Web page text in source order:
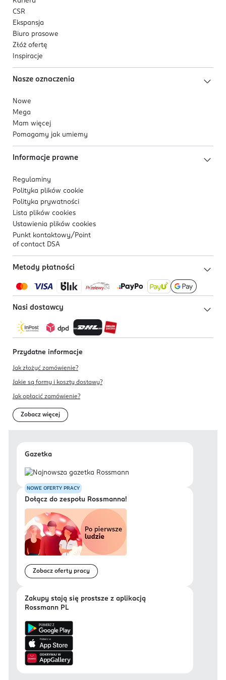
CSR
Ekspansja
Biuro prasowe
Złóż ofertę
Inspiracje
Nasze oznaczenia
Nowe
Mega
Mam więcej
Pomagamy jak umiemy
Informacje prawne
Regulaminy
Polityka plików cookie
Polityka prywatności
Lista plików cookies
Ustawienia plików cookies
Punkt kontaktowy/ Point
of contact DSA
Metody płatności
Nasi dostawcy
Przydatne informacje
Jak złożyć zamówienie?
Jakie są formy i koszty dostawy?
Jak opłacić zamówienie?
Zobacz więcej
Gazetka
NOWE OFERTY PRACY
Dołącz do zespołu Rossmanna!
Zobacz oferty pracy
Zakupy stają się prostsze z aplikacją
Rossmann PL